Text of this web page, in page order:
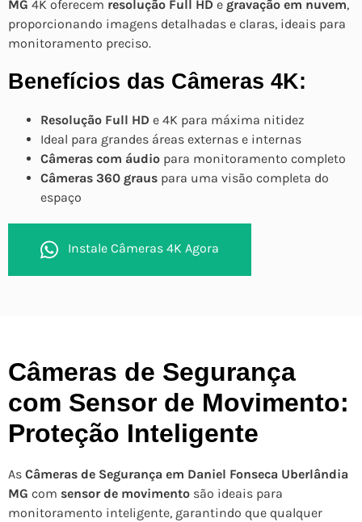
MG 4K oferecem resolução Full HD e gravação em nuvem,
proporcionando imagens detalhadas e claras, ideais para
monitoramento preciso.
Benefícios das Câmeras 4K:
Resolução Full HD e 4K para máxima nitidez
Ideal para grandes áreas externas e internas
Câmeras com áudio para monitoramento completo
Câmeras 360 graus para uma visão completa do
espaço
Instale Câmeras 4K Agora
Câmeras de Segurança
com Sensor de Movimento:
Proteção Inteligente
As Câmeras de Segurança em Daniel Fonseca Uberlândia
MG com sensor de movimento são ideais para
monitoramento inteligente, garantindo que qualquer